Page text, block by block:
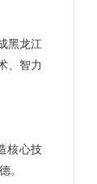
黑龙江
、智力
核心技
。